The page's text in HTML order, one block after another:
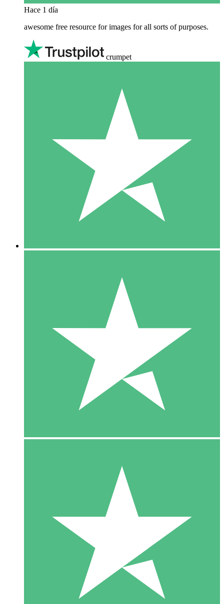
Hace 1 día
awesome free resource for images for all sorts of purposes.
crumpet